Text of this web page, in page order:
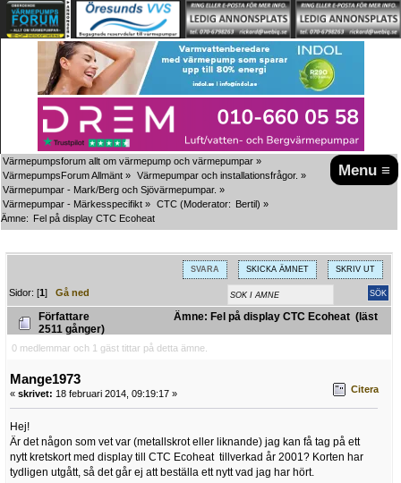
Menu ≡
Värmepumpsforum allt om värmepump och värmepumpar »
VärmepumpsForum Allmänt » Värmepumpar och installationsfrågor. »
Värmepumpar - Mark/Berg och Sjövärmepumpar. »
Värmepumpar - Märkesspecifikt » CTC (Moderator: Bertil) »
Ämne: Fel på display CTC Ecoheat
SVARA SKICKA ÄMNET SKRIV UT
Sidor: [1]Gå ned
Författare
Ämne: Fel på display CTC Ecoheat (läst
2511 gånger)
0 medlemmar och 1 gäst tittar på detta ämne.
Mange1973
« skrivet: 18 februari 2014, 09:19:17 » Citera
Hej!
Är det någon som vet var (metallskrot eller liknande) jag kan få tag på ett
nytt kretskort med display till CTC Ecoheat tillverkad år 2001? Korten har
tydligen utgått, så det går ej att beställa ett nytt vad jag har hört.